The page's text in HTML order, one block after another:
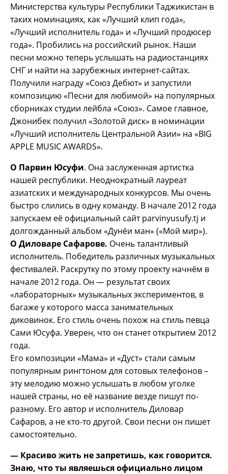
Министерства культуры Республики Таджикистан в
таких номинациях, как «Лучший клип года»,
«Лучший исполнитель года» и «Лучший продюсер
года». Пробились на российский рынок. Наши
песни можно теперь услышать на радиостанциях
СНГ и найти на зарубежных интернет-сайтах.
Получили награду «Союз Дебют» и запустили
композицию «Песни для любимой» на популярных
сборниках студии лейбла «Союз». Самое главное,
Джонибек получил «Золотой диск» в номинации
«Лучший исполнитель Центральной Азии» на «BIG
APPLE MUSIC AWARDS».
О Парвин Юсуфи. Она заслуженная артистка
нашей республики. Неоднократный лауреат
азиатских и международных конкурсов. Мы очень
быстро слились в одну команду. В начале 2012 года
запускаем её официальный сайт parvinyusufy.tj и
долгожданный альбом «Дунёи ман» («Мой мир»).
О Диловаре Сафарове. Очень талантливый
исполнитель. Победитель различных музыкальных
фестивалей. Раскрутку по этому проекту начнём в
начале 2012 года. Он — результат своих
«лабораторных» музыкальных экспериментов, в
багаже у которого масса занимательных
диковинок. Его стиль очень похож на стиль певца
Сами Юсуфа. Уверен, что он станет открытием 2012
года.
Его композиции «Мама» и «Дуст» стали самым
популярным рингтоном для сотовых телефонов –
эту мелодию можно услышать в любом уголке
нашей страны, но её название везде пишут по-
разному. Его автор и исполнитель Диловар
Сафаров, а не кто-то другой. Свои песни он пишет
самостоятельно.
— Красиво жить не запретишь, как говорится.
Знаю, что ты являешься официально лицом